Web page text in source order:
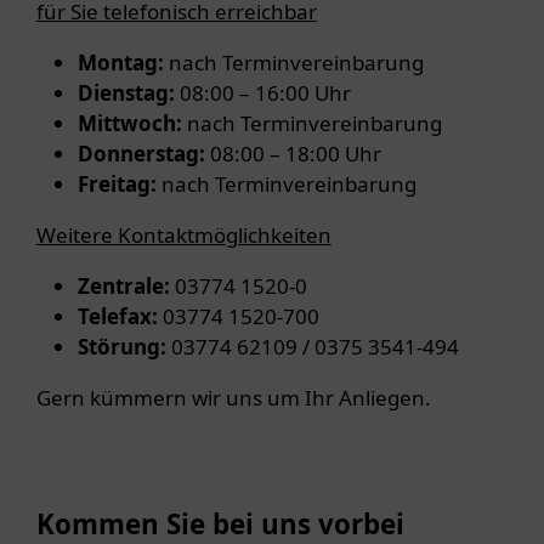
für Sie telefonisch erreichbar
Montag: nach Terminvereinbarung
Dienstag: 08:00 – 16:00 Uhr
Mittwoch: nach Terminvereinbarung
Donnerstag: 08:00 – 18:00 Uhr
Freitag: nach Terminvereinbarung
Weitere Kontaktmöglichkeiten
Zentrale: 03774 1520-0
Telefax: 03774 1520-700
Störung: 03774 62109 / 0375 3541-494
Gern kümmern wir uns um Ihr Anliegen.
Kommen Sie bei uns vorbei